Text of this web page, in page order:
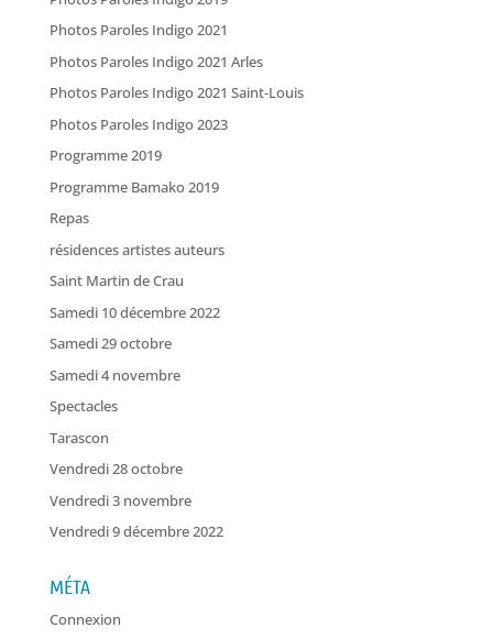
Photos Paroles Indigo 2021
Photos Paroles Indigo 2021 Arles
Photos Paroles Indigo 2021 Saint-Louis
Photos Paroles Indigo 2023
Programme 2019
Programme Bamako 2019
Repas
résidences artistes auteurs
Saint Martin de Crau
Samedi 10 décembre 2022
Samedi 29 octobre
Samedi 4 novembre
Spectacles
Tarascon
Vendredi 28 octobre
Vendredi 3 novembre
Vendredi 9 décembre 2022
MÉTA
Connexion